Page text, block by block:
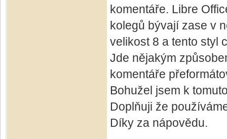
komentáře. Libre
kolegů bývají zase v
velikost 8 a tento styl
Jde nějakým
komentáře
Bohužel jsem k
Doplňuji že
Díky za nápovědu.